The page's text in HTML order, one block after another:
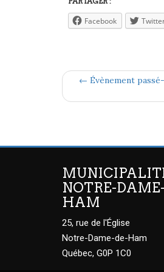
Facebook
← Évènement
NOTRE-
HAM
25, rue de l'Église
Notre-Dame-de-Ham
Québec, G0P 1C0